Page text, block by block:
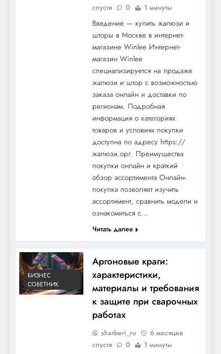
спустя
0 1 минуты
Введение — купить жалюзи и
шторы в Москве в интернет-
магазине Winlee Интернет-
магазин Winlee
специализируется на продаже
жалюзи и штор с возможностью
заказа онлайн и доставки по
регионам. Подробная
информация о категориях
товаров и условиях покупки
доступна по адресу https://
жалюзи.орг. Преимущества
покупки онлайн и краткий
обзор ассортимента Онлайн-
покупка позволяет изучить
ассортимент, сравнить модели и
ознакомиться с…
Читать далее
БИЗНЕС
СОВЕТНИК
Аргоновые краги:
характеристики,
материалы и требования
к защите при сварочных
работах
sharberi_ru
6 месяцев
спустя
0 1 минуты